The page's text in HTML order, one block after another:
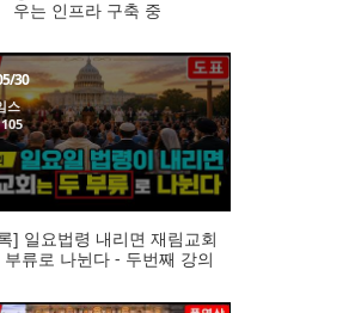
우는 인프라 구축 중
30
스
105
] 일요법령 내리면 재림교회
부류로 나뉜다 - 두번째 강의